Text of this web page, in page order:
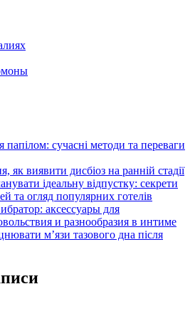
сучасні методи та переваги
як виявити дисбіоз на ранній стадії
ідеальну відпустку: секрети
та огляд популярних готелів
аксессуары для
и разнообразия в интиме
м’язи тазового дна після